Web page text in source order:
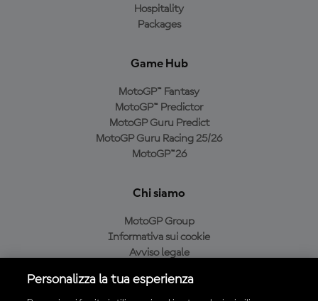
Hospitality
Packages
Game Hub
MotoGP™ Fantasy
MotoGP™ Predictor
MotoGP Guru Predict
MotoGP Guru Racing 25/26
MotoGP™26
Chi siamo
MotoGP Group
Informativa sui cookie
Avviso legale
Condizioni di acquisto
Personalizza la tua esperienza